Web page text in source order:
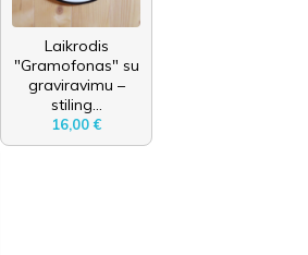
Laikrodis
"Gramofonas" su
graviravimu –
stiling...
16,00 €